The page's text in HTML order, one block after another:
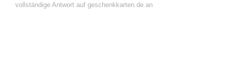
vollständige Antwort auf geschenkkarten.de an